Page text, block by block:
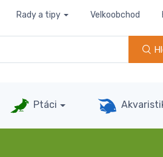
Rady a tipy Velkoobchod
Ptáci